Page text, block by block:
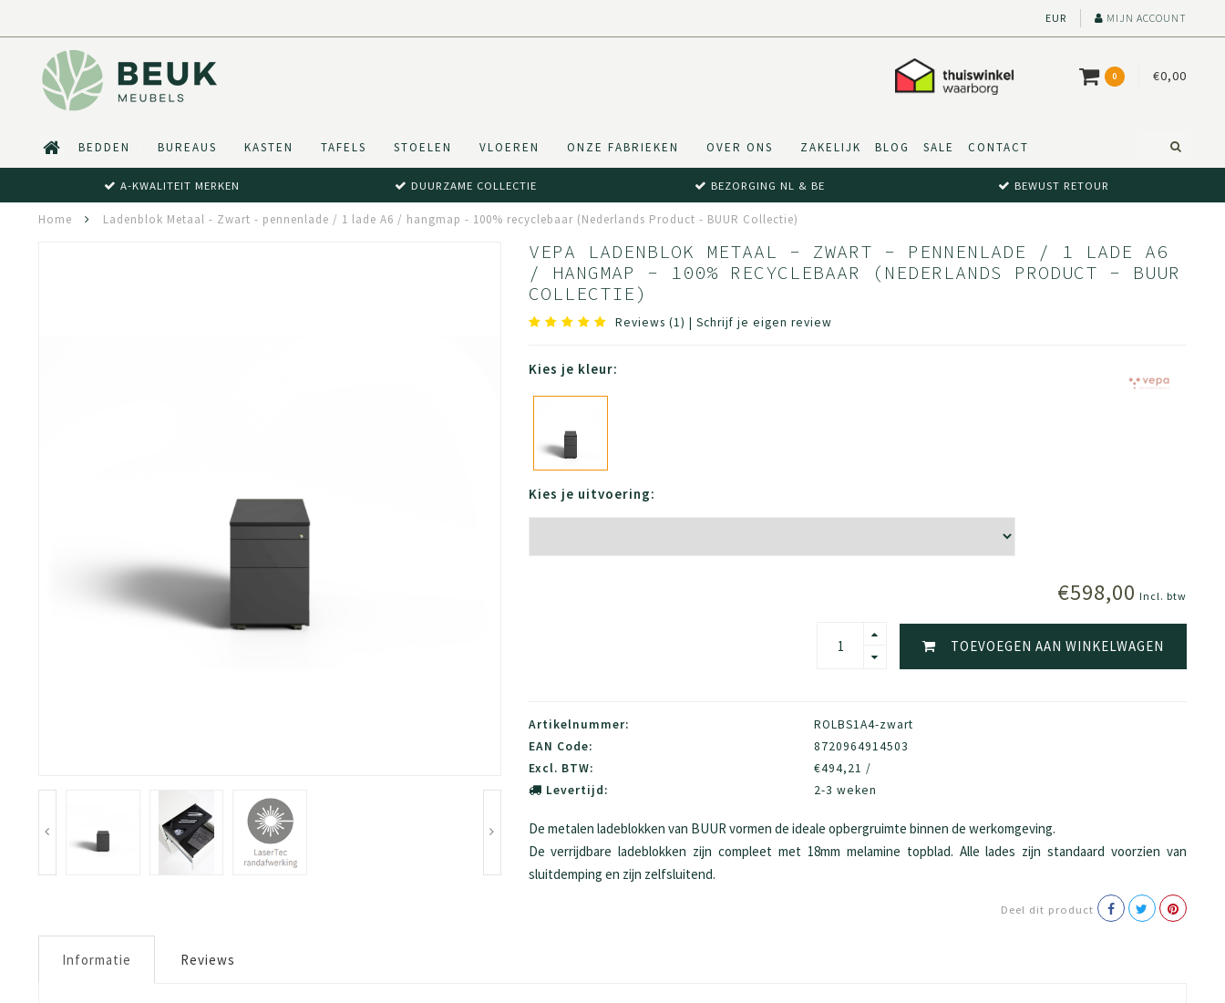
EUR MIJN ACCOUNT
0 €0,00
BEDDEN BUREAUS KASTEN TAFELS STOELEN VLOEREN ONZE FABRIEKEN OVER ONS ZAKELIJK BLOG SALE CONTACT
A-KWALITEIT MERKEN DUURZAME COLLECTIE BEZORGING NL & BE BEWUST RETOUR
Home Ladenblok Metaal - Zwart - pennenlade / 1 lade A6 / hangmap - 100% recyclebaar (Nederlands Product - BUUR Collectie)
VEPA LADENBLOK METAAL - ZWART - PENNENLADE / 1 LADE A6
/ HANGMAP - 100% RECYCLEBAAR (NEDERLANDS PRODUCT - BUUR
COLLECTIE)
Reviews (1) | Schrijf je eigen review
Kies je kleur:
Kies je uitvoering:
€598,00 Incl. btw
TOEVOEGEN AAN WINKELWAGEN
Artikelnummer:
ROLBS1A4-zwart
EAN Code:
8720964914503
Excl. BTW:
€494,21 /
Levertijd:
2-3 weken
De metalen ladeblokken van BUUR vormen de ideale opbergruimte binnen de werkomgeving.
De verrijdbare ladeblokken zijn compleet met 18mm melamine topblad. Alle lades zijn standaard voorzien van
sluitdemping en zijn zelfsluitend.
Deel dit product
Informatie Reviews